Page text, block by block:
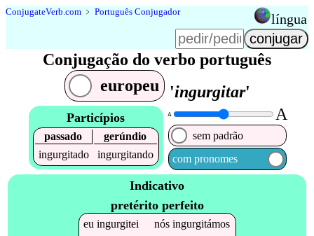
ConjugateVerb.com ﹥ Português Conjugador língua
Conjugação do verbo português
europeu
'ingurgitar'
Particípios
passado
gerúndio
ingurgitado
ingurgitando
A A
sem padrão
com pronomes
Indicativo
pretérito perfeito
euingurgitei nósingurgitámos